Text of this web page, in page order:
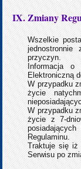
IX. Zmiany
Wszelkie
jednostronnie
przyczyn.
Informacja o
Elektroniczną
W przypadku
życie
W przypadku
życie z 7-
Regulaminu.
Traktuje się iż
Serwisu po